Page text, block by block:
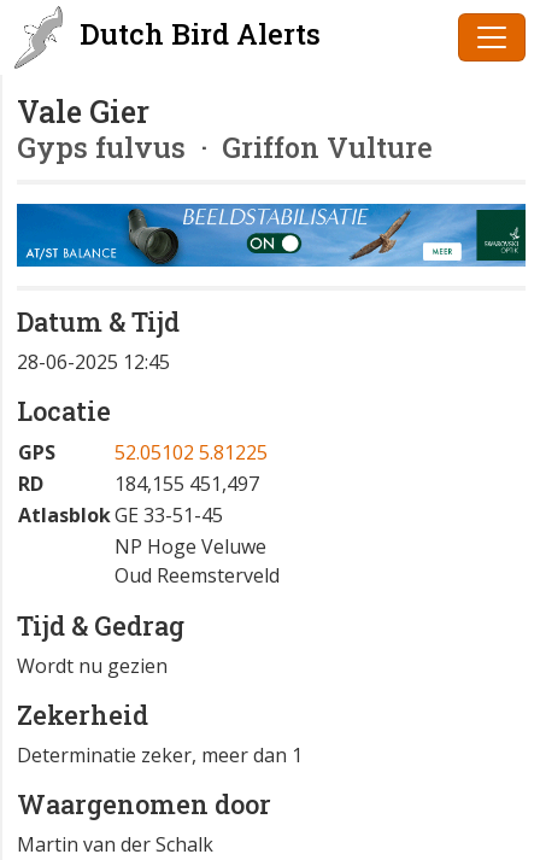
Dutch Bird Alerts
Vale Gier
Gyps fulvus · Griffon Vulture
Datum & Tijd
28-06-2025 12:45
Locatie
GPS
52.05102 5.81225
RD
184,155 451,497
AtlasblokGE 33-51-45
NP Hoge Veluwe
Oud Reemsterveld
Tijd & Gedrag
Wordt nu gezien
Zekerheid
Determinatie zeker, meer dan 1
Waargenomen door
Martin van der Schalk